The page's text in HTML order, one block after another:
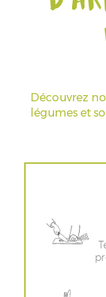
Espace Pros
Découvrez
légumes et